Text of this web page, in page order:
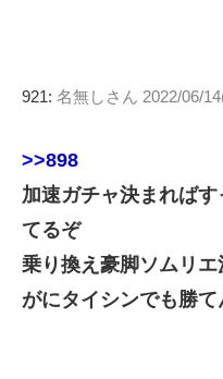
921: 名無しさん 2022/06/
>>898
加速ガチャ決まれば
てるぞ
乗り換え豪脚ソムリ
がにタイシンでも勝て